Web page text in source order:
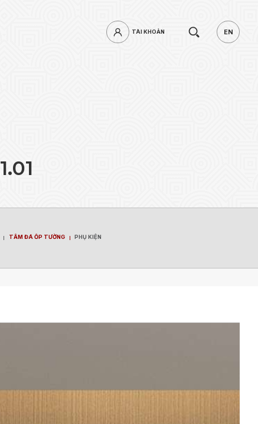
TÀI KHOẢN EN
1.01
TẤM ĐÁ ỐP TƯỜNG PHỤ KIỆN